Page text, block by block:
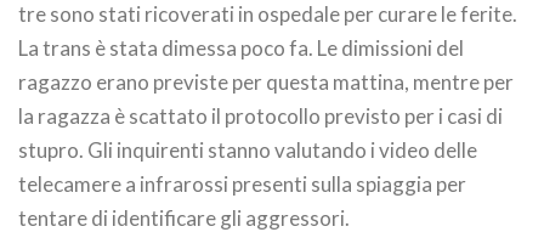
tre sono stati ricoverati in ospedale per curare le ferite.
La trans è stata dimessa poco fa. Le dimissioni del
ragazzo erano previste per questa mattina, mentre per
la ragazza è scattato il protocollo previsto per i casi di
stupro. Gli inquirenti stanno valutando i video delle
telecamere a infrarossi presenti sulla spiaggia per
tentare di identificare gli aggressori.